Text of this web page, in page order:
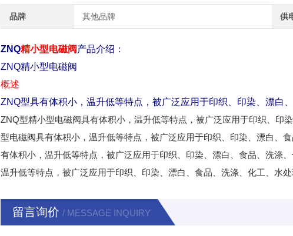
品牌 其他品牌 供
ZNQ精小型电磁阀产品介绍：
ZNQ精小型电磁阀
概述
ZNQ型具有体积小，温升低等特点，被广泛应用于印织、印染、漂白
ZNQ型精小型电磁阀具有体积小，温升低等特点，被广泛应用于印织、印
型电磁阀具有体积小，温升低等特点，被广泛应用于印织、印染、漂白、
有体积小，温升低等特点，被广泛应用于印织、印染、漂白、食品、洗涤
温升低等特点，被广泛应用于印织、印染、漂白、食品、洗涤、化工、水
留言询价 / MESSAGE INQUIRY